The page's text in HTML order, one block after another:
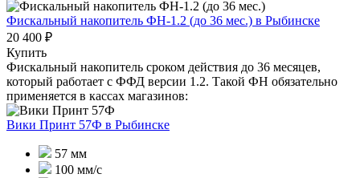
Фискальный накопитель ФН-1.2 (до 36 мес.) в Рыбинске
20 400 ₽
Купить
Фискальный накопитель сроком действия до 36 месяцев,
который работает с ФФД версии 1.2. Такой ФН обязательно
применяется в кассах магазинов:
Вики Принт 57Ф в Рыбинске
57 мм
100 мм/с